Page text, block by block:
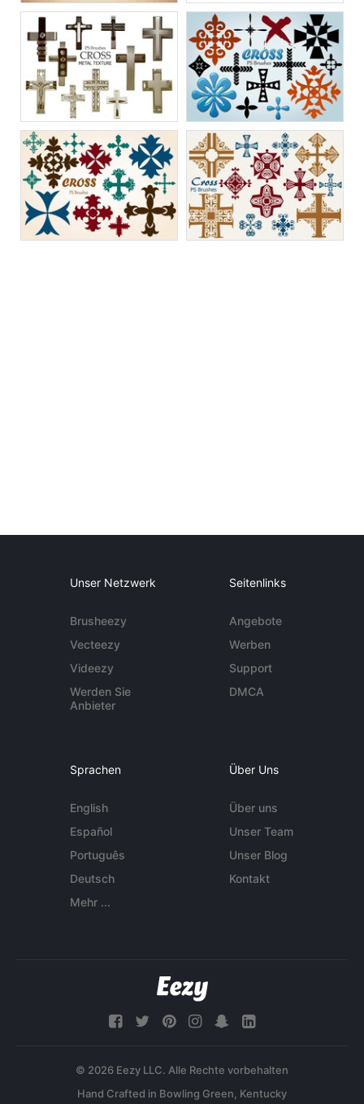
Unser Netzwerk
Brusheezy
Vecteezy
Videezy
Werden Sie
Anbieter
Seitenlinks
Angebote
Werben
Support
DMCA
Sprachen
English
Español
Português
Deutsch
Mehr ...
Über Uns
Über uns
Unser Team
Unser Blog
Kontakt
© 2026 Eezy LLC. Alle Rechte vorbehalten